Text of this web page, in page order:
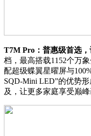
T7M Pro：普惠级首选，
档，最高搭载1152个万
配超级蝶翼星曜屏与
SQD-Mini LED”的优势
及，让更多家庭享受巅峰